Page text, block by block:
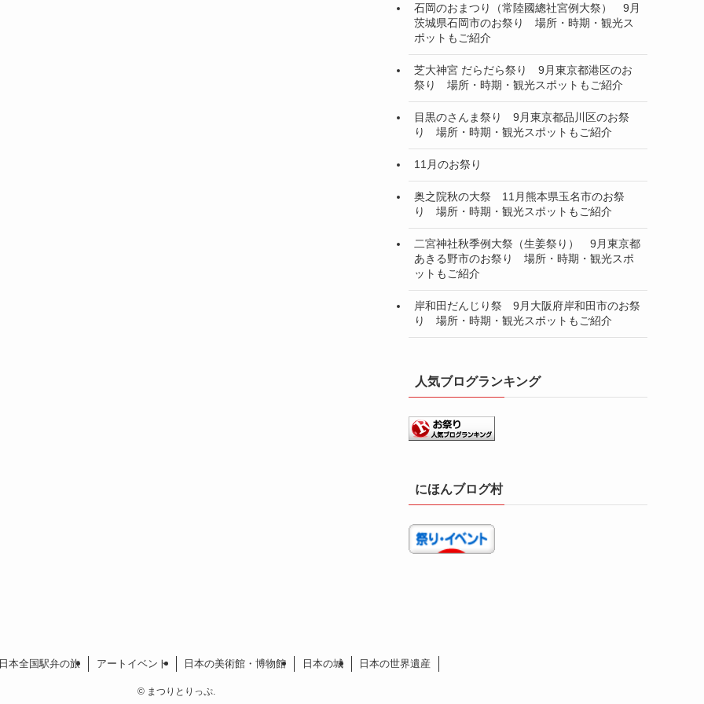
石岡のおまつり（常陸國總社宮例大祭） 9月
茨城県石岡市のお祭り 場所・時期・観光ス
ポットもご紹介
芝大神宮 だらだら祭り 9月東京都港区のお
祭り 場所・時期・観光スポットもご紹介
目黒のさんま祭り 9月東京都品川区のお祭
り 場所・時期・観光スポットもご紹介
11月のお祭り
奥之院秋の大祭 11月熊本県玉名市のお祭
り 場所・時期・観光スポットもご紹介
二宮神社秋季例大祭（生姜祭り） 9月東京都
あきる野市のお祭り 場所・時期・観光スポ
ットもご紹介
岸和田だんじり祭 9月大阪府岸和田市のお祭
り 場所・時期・観光スポットもご紹介
人気ブログランキング
にほんブログ村
日本全国駅弁の旅 アートイベント 日本の美術館・博物館 日本の城 日本の世界遺産
©まつりとりっぷ.